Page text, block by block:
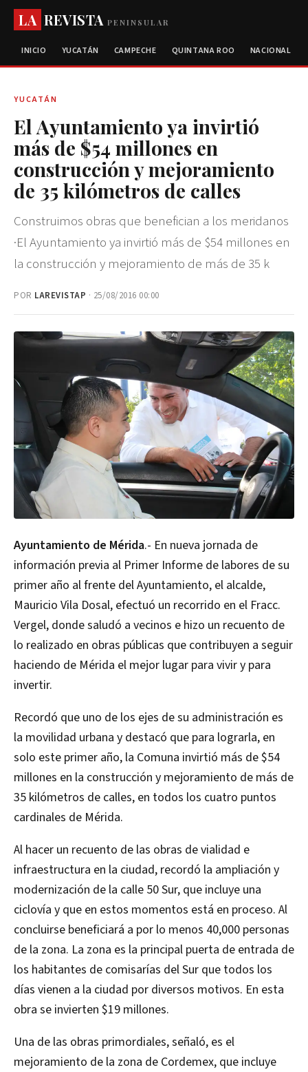
LA REVISTAPENINSULAR
INICIO YUCATÁN CAMPECHE QUINTANA ROO NACIONAL
YUCATÁN
El Ayuntamiento ya invirtió
más de $54 millones en
construcción y mejoramiento
de 35 kilómetros de calles
Construimos obras que benefician a los meridanos
·El Ayuntamiento ya invirtió más de $54 millones en
la construcción y mejoramiento de más de 35 k
POR LAREVISTAP · 25/08/2016 00:00
Ayuntamiento de Mérida.- En nueva jornada de
información previa al Primer Informe de labores de su
primer año al frente del Ayuntamiento, el alcalde,
Mauricio Vila Dosal, efectuó un recorrido en el Fracc.
Vergel, donde saludó a vecinos e hizo un recuento de
lo realizado en obras públicas que contribuyen a seguir
haciendo de Mérida el mejor lugar para vivir y para
invertir.
Recordó que uno de los ejes de su administración es
la movilidad urbana y destacó que para lograrla, en
solo este primer año, la Comuna invirtió más de $54
millones en la construcción y mejoramiento de más de
35 kilómetros de calles, en todos los cuatro puntos
cardinales de Mérida.
Al hacer un recuento de las obras de vialidad e
infraestructura en la ciudad, recordó la ampliación y
modernización de la calle 50 Sur, que incluye una
ciclovía y que en estos momentos está en proceso. Al
concluirse beneficiará a por lo menos 40,000 personas
de la zona. La zona es la principal puerta de entrada de
los habitantes de comisarías del Sur que todos los
días vienen a la ciudad por diversos motivos. En esta
obra se invierten $19 millones.
Una de las obras primordiales, señaló, es el
mejoramiento de la zona de Cordemex, que incluye